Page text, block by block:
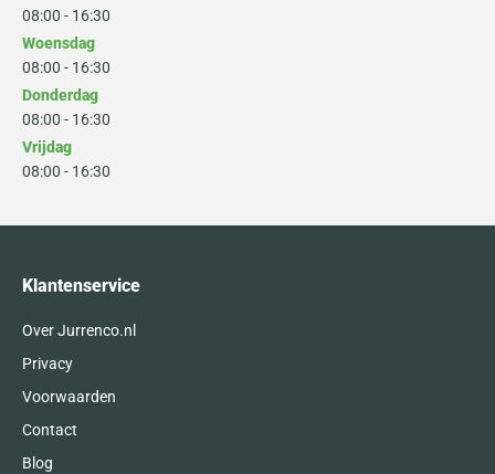
08:00 - 16:30
Woensdag
08:00 - 16:30
Donderdag
08:00 - 16:30
Vrijdag
08:00 - 16:30
Klantenservice
Over Jurrenco.nl
Privacy
Voorwaarden
Contact
Blog